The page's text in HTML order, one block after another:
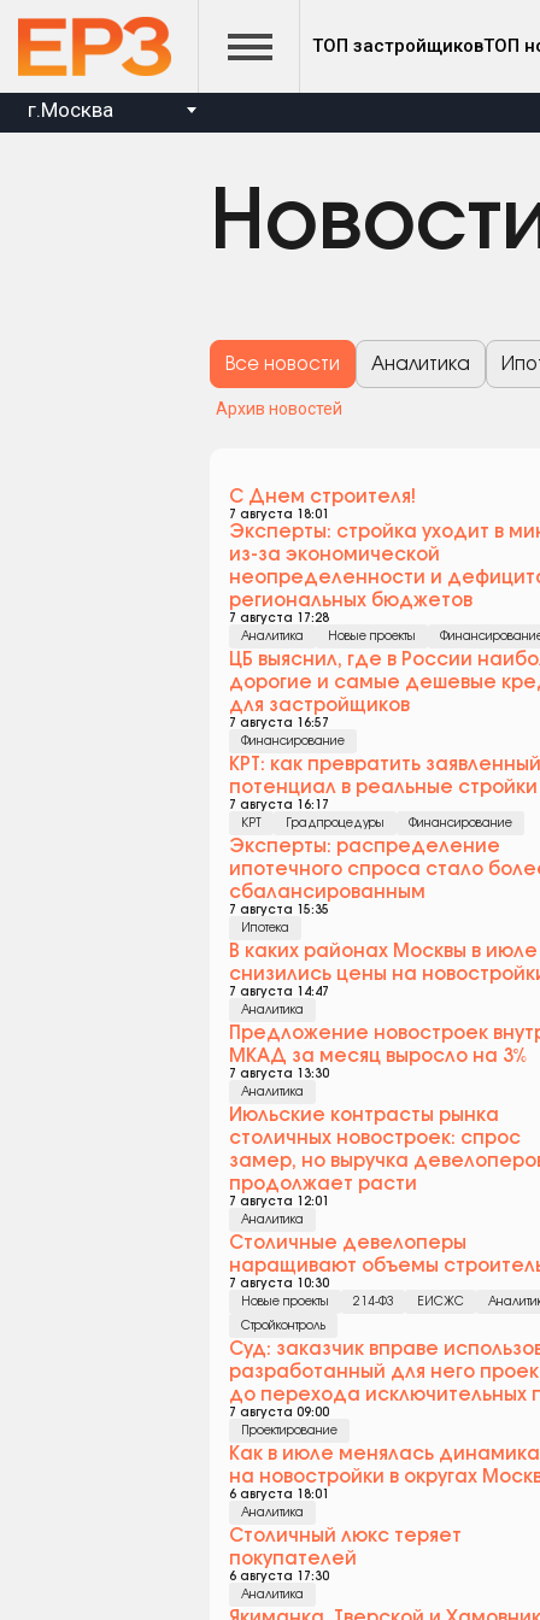
ТОП застройщиковТОП
г.Москва
Все новости Аналитика
Архив новостей
С Днем строителя!
7 августа 18:01
Эксперты: стройка уходит в
из-за экономической
неопределенности и
региональных бюджетов
7 августа 17:28
Аналитика
Новые проекты
ЦБ выяснил, где в России
дорогие и самые дешевые
для застройщиков
7 августа 16:57
Финансирование
КРТ: как превратить заявленный
потенциал в реальные стройки
7 августа 16:17
КРТ
Градпроцедуры Финансирование
Эксперты: распределение
ипотечного спроса стало
сбалансированным
7 августа 15:35
Ипотека
В каких районах Москвы в июле
снизились цены на
7 августа 14:47
Аналитика
Предложение новостроек
МКАД за месяц выросло на 3%
7 августа 13:30
Аналитика
Июльские контрасты рынка
столичных новостроек: спрос
замер, но выручка
продолжает расти
7 августа 12:01
Аналитика
Столичные девелоперы
наращивают объемы
7 августа 10:30
Новые проекты
214-ФЗ ЕИСЖС
Стройконтроль
Суд: заказчик вправе
разработанный для него
до перехода исключительных
7 августа 09:00
Проектирование
Как в июле менялась
на новостройки в округах
6 августа 18:01
Аналитика
Столичный люкс теряет
покупателей
6 августа 17:30
Аналитика